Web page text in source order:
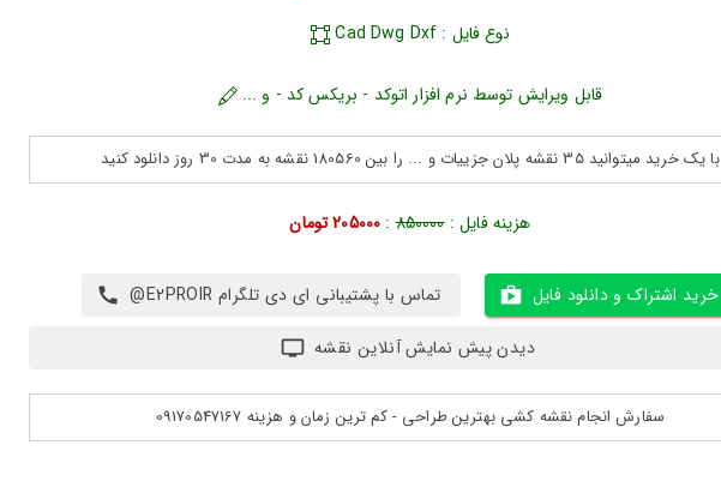
نوع فایل : Cad Dwg Dxf
قابل ویرایش توسط نرم افزار اتوکد - بریکس کد - و ...
با یک خرید میتوانید 35 نقشه پلان جزییات و ... را بین 180560 نقشه به مدت 30 روز دانلود کنید
هزینه فایل :850000
: 205000 تومان
خرید اشتراک و دانلود فایل
تماس با پشتیبانی ای دی تلگرام E2PROIR@
دیدن پیش نمایش آنلاین نقشه
سفارش انجام نقشه کشی بهترین طراحی - کم ترین زمان و هزینه 09170547167